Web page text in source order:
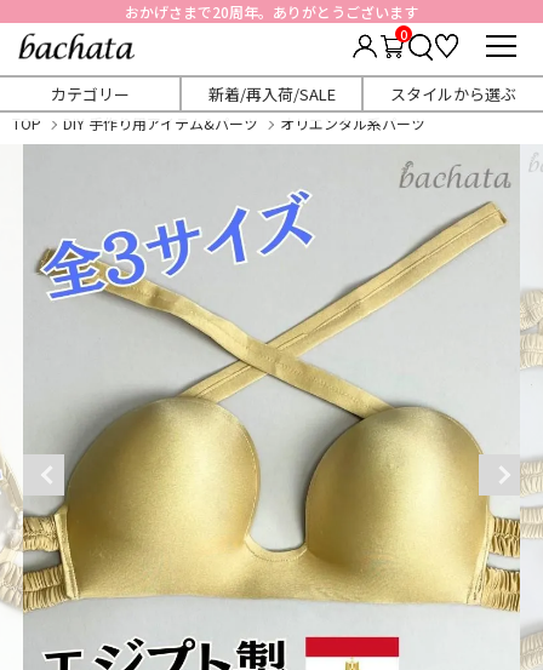
おかげさまで20周年。ありがとうございます
0
カテゴリー 新着/再入荷/SALE スタイルから選ぶ
TOP DIY 手作り用アイテム&パーツ オリエンタル系パーツ